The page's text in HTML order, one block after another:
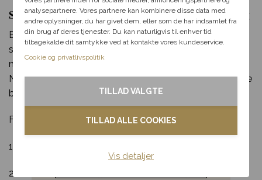
analysepartnere. Vores partnere kan kombinere disse data med
andre oplysninger, du har givet dem, eller som de har indsamlet fra
din brug af deres tjenester. Du kan naturligvis til enhver tid
tilbagekalde dit samtykke ved at kontakte vores kundeservice.
Cookie og privatlivspolitik
TILLAD ALLE COOKIES
TILLAD VALGTE
Vis detaljer
Send blomster til Hjallerup – levering samme dag
Bloomit gør blomsterudbringning i Hjallerup lige så let
som en leg. Alt du skal gøre, er at klikke et par gange
med musen og indtaste de nødvendige informationer.
Når du har gjort det, kan vi klargøre og sende din smukke
blomsterlevering til en heldig i Hjallerup!
For at lægge en bestilling skal du:
1. Fortælle os hvilken buket din modtager skal have
2. Fortælle os hvor og hvornår din modtager skal have
Fødselsdag
Kondolence
Blomster til hjemmet